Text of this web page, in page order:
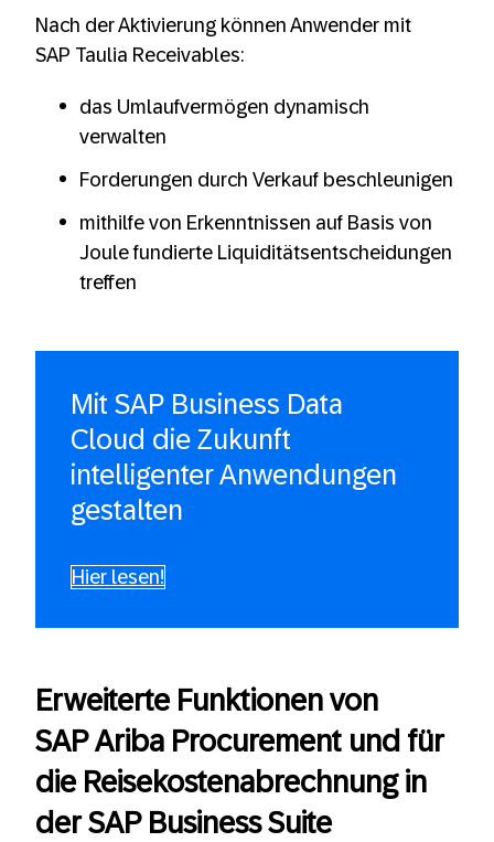
Nach der Aktivierung können Anwender mit
SAP Taulia Receivables:
das Umlaufvermögen dynamisch
verwalten
Forderungen durch Verkauf beschleunigen
mithilfe von Erkenntnissen auf Basis von
Joule fundierte Liquiditätsentscheidungen
treffen
Mit SAP Business Data
Cloud die Zukunft
intelligenter Anwendungen
gestalten
Hier lesen!
Erweiterte Funktionen von
SAP Ariba Procurement und für
die Reisekostenabrechnung in
der SAP Business Suite